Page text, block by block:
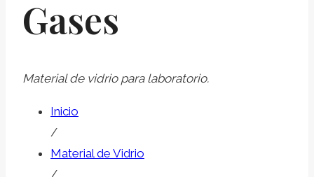
Gases
Material de vidrio para laboratorio.
Inicio
/
Material de Vidrio